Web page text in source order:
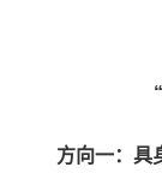
方向一：具